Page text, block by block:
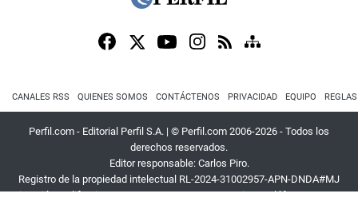
CANALES RSS QUIENES SOMOS CONTÁCTENOS PRIVACIDAD EQUIPO
Perfil.com - Editorial Perfil S.A. | © Perfil.com 2006-2026 - Todos los
derechos reservados.
Editor responsable: Carlos Piro.
Registro de la propiedad intelectual RL-2024-31002957-APN-DNDA#MJ
Dirección:California 2715,C1289ABI,CABA, Argentina| Teléfono:+54 9 11